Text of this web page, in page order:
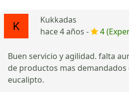
Kukkadas
hace 4 años -
4
Buen servicio y agilidad. falta
de productos mas
eucalipto.